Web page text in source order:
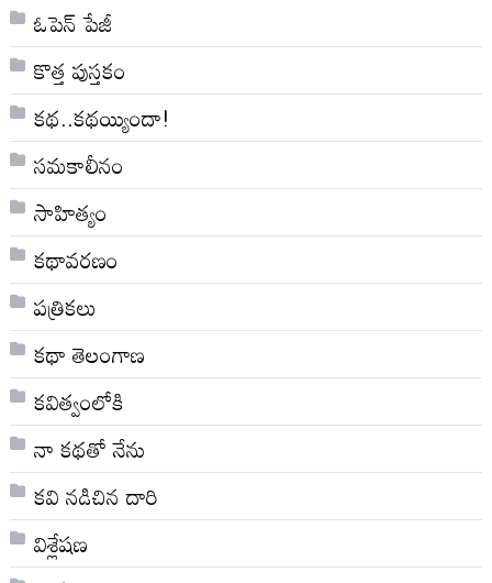
ఓపెన్ పేజీ
కొత్త పుస్తకం
కథ..కథయ్యిందా!
సమకాలీనం
సాహిత్యం
కథావరణం
పత్రికలు
కథా తెలంగాణ
కవిత్వంలోకి
నా క‌థ‌తో నేను
కవి నడిచిన దారి
విశ్లేషణ